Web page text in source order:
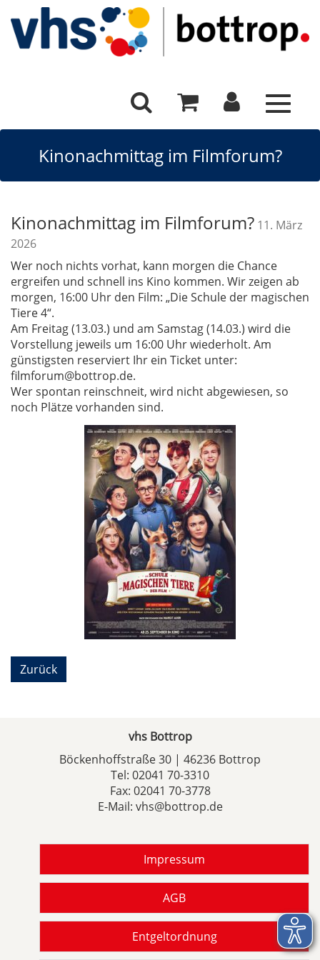
Toggle
Kinonachmittag im Filmforum?
Kinonachmittag im Filmforum? 11. März
2026
Wer noch nichts vorhat, kann morgen die Chance
ergreifen und schnell ins Kino kommen. Wir zeigen ab
morgen, 16:00 Uhr den Film: „Die Schule der magischen
Tiere 4“.
Am Freitag (13.03.) und am Samstag (14.03.) wird die
Vorstellung jeweils um 16:00 Uhr wiederholt. Am
günstigsten reserviert Ihr ein Ticket unter:
filmforum@bottrop.de.
Wer spontan reinschneit, wird nicht abgewiesen, so
noch Plätze vorhanden sind.
Zurück
vhs Bottrop
Böckenhoffstraße 30 | 46236 Bottrop
Tel: 02041 70-3310
Fax: 02041 70-3778
E-Mail: vhs@bottrop.de
Impressum
AGB
Entgeltordnung